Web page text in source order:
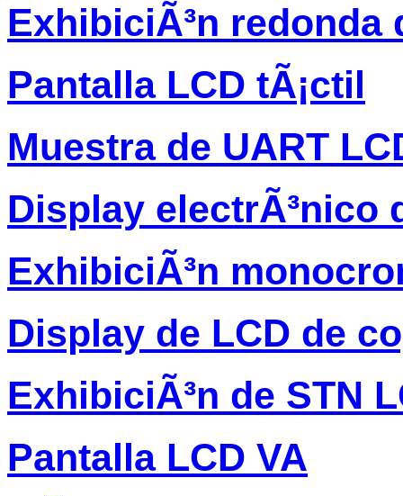
ExhibiciÃ³n redonda
Pantalla LCD tÃ¡ctil
Muestra de UART
Display electrÃ³nico
ExhibiciÃ³n
Display de LCD de
ExhibiciÃ³n de STN
Pantalla LCD VA